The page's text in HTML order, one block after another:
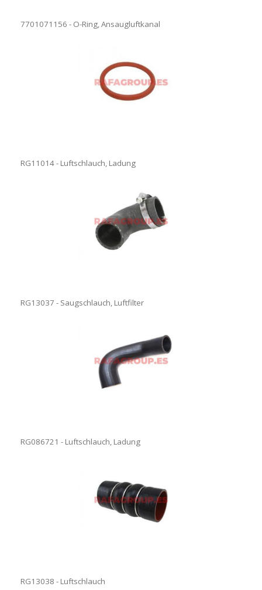
7701071156 - O-Ring, Ansaugluftkanal
RG11014 - Luftschlauch, Ladung
RG13037 - Saugschlauch, Luftfilter
RG086721 - Luftschlauch, Ladung
RG13038 - Luftschlauch